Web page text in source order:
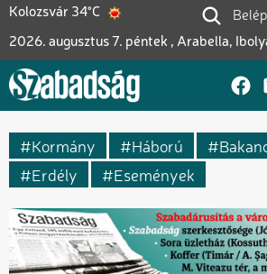
Ugrás
tartalomra
Kolozsvár 34°C
2026. augusztus 7. péntek , Arabella,
Kormány Háború
Erdély
Események